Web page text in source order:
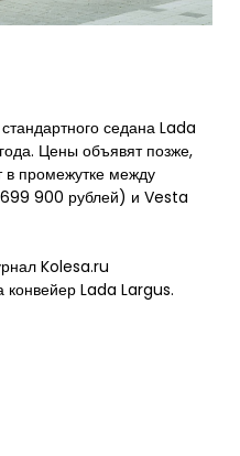
седана Lada
Цены объявят позже,
в промежутке между
900 рублей) и Vesta
Kolesa.ru
конвейер Lada Largus.